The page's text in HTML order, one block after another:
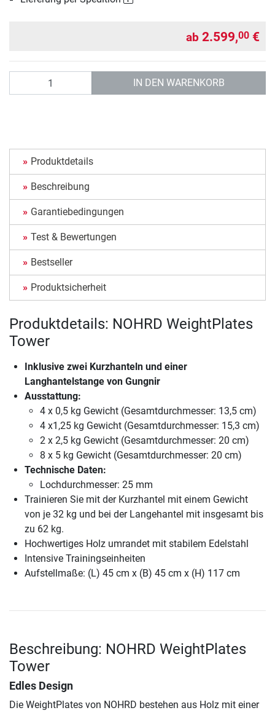
ab 2.599,00 €
IN DEN WARENKORB
Produktdetails
Beschreibung
Garantiebedingungen
Test & Bewertungen
Bestseller
Produktsicherheit
Produktdetails: NOHRD WeightPlates
Tower
Inklusive zwei Kurzhanteln und einer
Langhantelstange von Gungnir
Ausstattung:
4 x 0,5 kg Gewicht (Gesamtdurchmesser: 13,5 cm)
4 x1,25 kg Gewicht (Gesamtdurchmesser: 15,3 cm)
2 x 2,5 kg Gewicht (Gesamtdurchmesser: 20 cm)
8 x 5 kg Gewicht (Gesamtdurchmesser: 20 cm)
Technische Daten:
Lochdurchmesser: 25 mm
Trainieren Sie mit der Kurzhantel mit einem Gewicht
von je 32 kg und bei der Langehantel mit insgesamt bis
zu 62 kg.
Hochwertiges Holz umrandet mit stabilem Edelstahl
Intensive Trainingseinheiten
Aufstellmaße: (L) 45 cm x (B) 45 cm x (H) 117 cm
Beschreibung: NOHRD WeightPlates
Tower
Edles Design
Die WeightPlates von NOHRD bestehen aus Holz mit einer